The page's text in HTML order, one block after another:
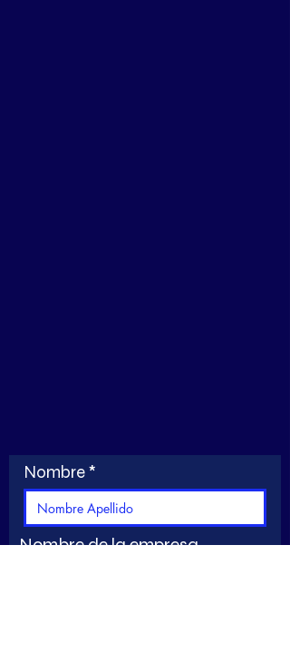
Nombre
Nombre de la empresa